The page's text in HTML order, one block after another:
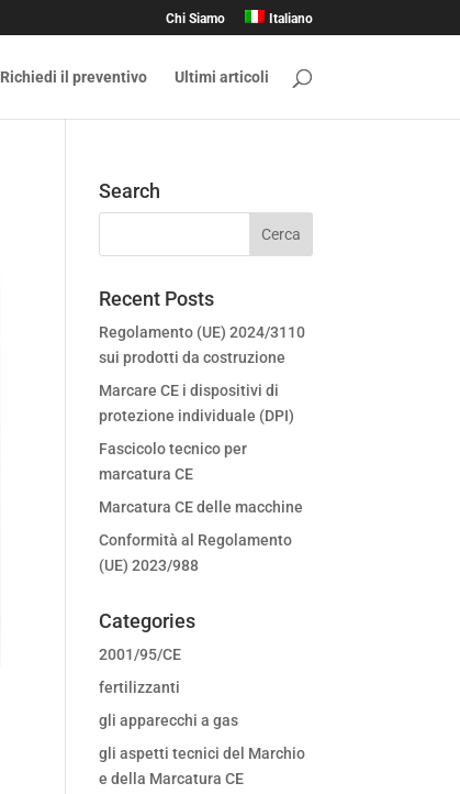
Chi Siamo Italiano
Richiedi il preventivo Ultimi articoli
Search
Recent Posts
Regolamento (UE) 2024/3110
sui prodotti da costruzione
Marcare CE i dispositivi di
protezione individuale (DPI)
Fascicolo tecnico per
marcatura CE
Marcatura CE delle macchine
Conformità al Regolamento
(UE) 2023/988
Categories
2001/95/CE
fertilizzanti
gli apparecchi a gas
gli aspetti tecnici del Marchio
e della Marcatura CE